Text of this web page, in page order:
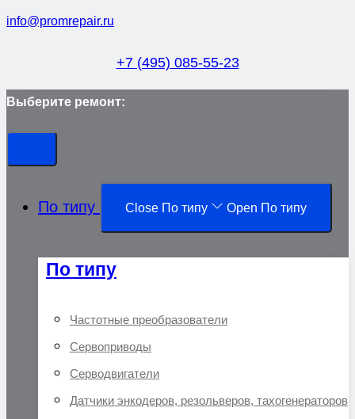
info@promrepair.ru
+7 (495) 085-55-23
Выберите ремонт:
По типу Close По типу Open По типу
По типу
Частотные преобразователи
Сервоприводы
Серводвигатели
Датчики энкодеров, резольверов, тахогенераторов